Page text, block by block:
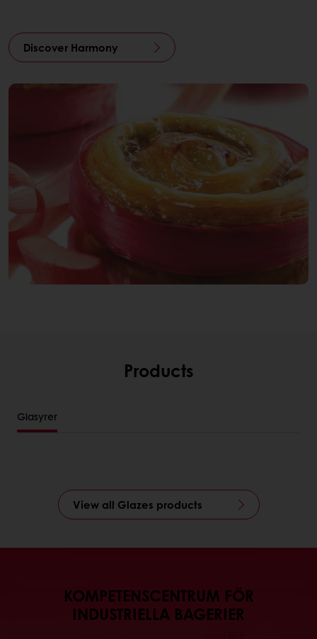
Discover Harmony
Products
Glasyrer
View all Glazes products
KOMPETENSCENTRUM FÖR
INDUSTRIELLA BAGERIER